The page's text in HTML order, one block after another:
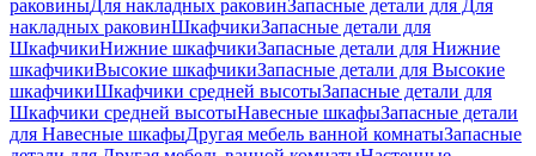
раковиныДля накладных pаковинЗапасные детали для Для
накладных pаковинШкафчикиЗапасные детали для
ШкафчикиНижние шкафчикиЗапасные детали для Нижние
шкафчикиВысокие шкафчикиЗапасные детали для Высокие
шкафчикиШкафчики средней высотыЗапасные детали для
Шкафчики средней высотыНавесные шкафыЗапасные детали
для Навесные шкафыДругая мебель ванной комнатыЗапасные